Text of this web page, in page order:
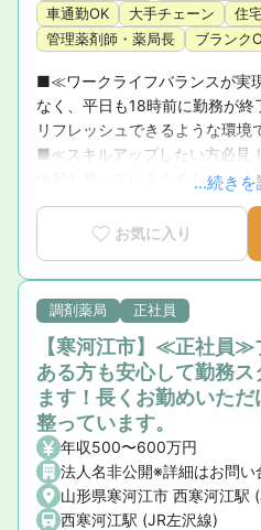
車通勤OK
大手チェーン 住
管理薬剤師・薬局長
ブランク
■≪ワークライフバランスが実
なく、平日も18時前に勤務が終
リフレッシュできるような環境
■≪スキルアップしたい方必見
体制も整っているためしっかり
す。
■≪福利厚生面◎≫　年休120日
高い水準を保っており、家庭と
...続きを
お気に入り
調剤薬局 正社員
【寒河江市】≪正社員≫
ある方も安心して勤務ス
ます！長くお勤めいた
整っています。
年収500〜600万円
法人名非公開※詳細はお問い
山形県寒河江市 西寒河江駅
西寒河江駅 (JR左沢線)